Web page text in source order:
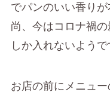
でパンのいい香りが
尚、今はコロナ禍
しか入れないようで
お店の前にメニュ